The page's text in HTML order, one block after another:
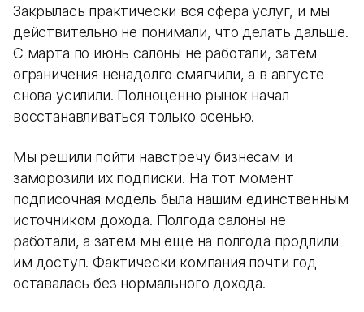
Закрылась практически вся сфера услуг, и мы
действительно не понимали, что делать дальше.
С марта по июнь салоны не работали, затем
ограничения ненадолго смягчили, а в августе
снова усилили. Полноценно рынок начал
восстанавливаться только осенью.
Мы решили пойти навстречу бизнесам и
заморозили их подписки. На тот момент
подписочная модель была нашим единственным
источником дохода. Полгода салоны не
работали, а затем мы еще на полгода продлили
им доступ. Фактически компания почти год
оставалась без нормального дохода.